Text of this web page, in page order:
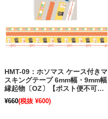
HMT-09：ホソマス ケース付きマ
スキングテープ 6mm幅・9mm幅
縁起物〔OZ〕【ポスト便不可】
【旧パッケージ】
¥660(税抜 ¥600)